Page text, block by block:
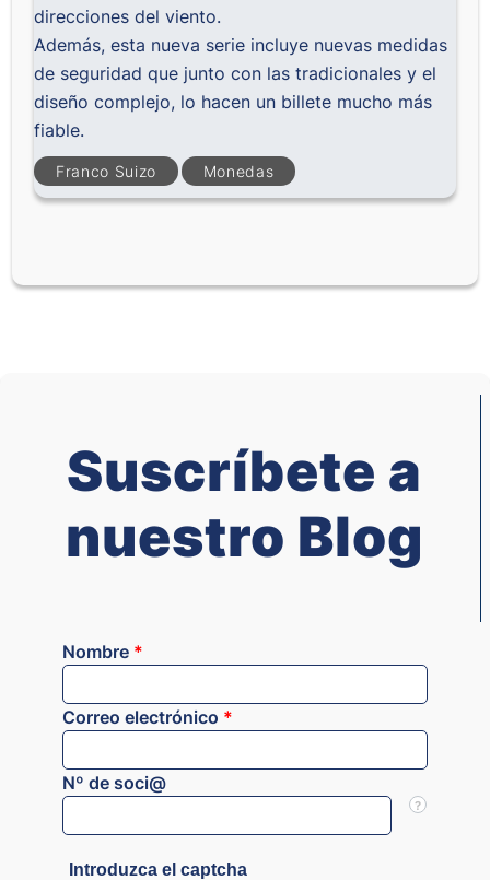
direcciones del viento.
Además, esta nueva serie incluye nuevas medidas
de seguridad que junto con las tradicionales y el
diseño complejo, lo hacen un billete mucho más
fiable.
Franco Suizo Monedas
Suscríbete a
nuestro Blog
Nombre *
Correo electrónico *
Nº de soci@
?
Introduzca el captcha